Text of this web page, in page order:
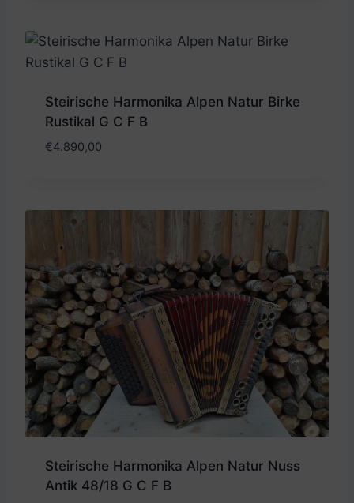
Steirische Harmonika Alpen Natur Birke
Rustikal G C F B
€4.890,00
Steirische Harmonika Alpen Natur Nuss
Antik 48/18 G C F B